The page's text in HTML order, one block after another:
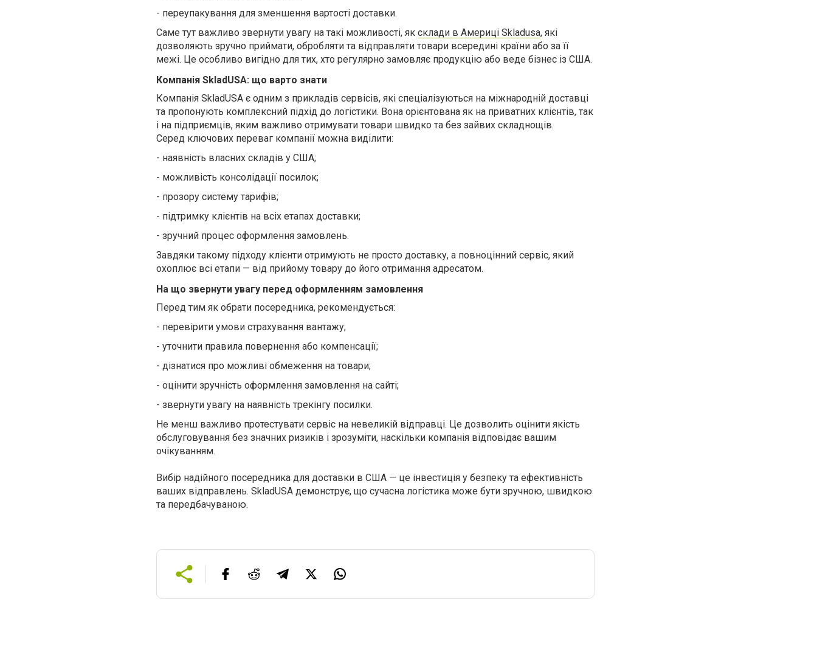
- переупакування для зменшення вартості доставки.
Саме тут важливо звернути увагу на такі можливості, як склади в Америці Skladusa, які
дозволяють зручно приймати, обробляти та відправляти товари всередині країни або за її
межі. Це особливо вигідно для тих, хто регулярно замовляє продукцію або веде бізнес із США.
Компанія SkladUSA: що варто знати
Компанія SkladUSA є одним з прикладів сервісів, які спеціалізуються на міжнародній доставці
та пропонують комплексний підхід до логістики. Вона орієнтована як на приватних клієнтів, так
і на підприємців, яким важливо отримувати товари швидко та без зайвих складнощів.
Серед ключових переваг компанії можна виділити:
- наявність власних складів у США;
- можливість консолідації посилок;
- прозору систему тарифів;
- підтримку клієнтів на всіх етапах доставки;
- зручний процес оформлення замовлень.
Завдяки такому підходу клієнти отримують не просто доставку, а повноцінний сервіс, який
охоплює всі етапи — від прийому товару до його отримання адресатом.
На що звернути увагу перед оформленням замовлення
Перед тим як обрати посередника, рекомендується:
- перевірити умови страхування вантажу;
- уточнити правила повернення або компенсації;
- дізнатися про можливі обмеження на товари;
- оцінити зручність оформлення замовлення на сайті;
- звернути увагу на наявність трекінгу посилки.
Не менш важливо протестувати сервіс на невеликій відправці. Це дозволить оцінити якість
обслуговування без значних ризиків і зрозуміти, наскільки компанія відповідає вашим
очікуванням.
Вибір надійного посередника для доставки в США — це інвестиція у безпеку та ефективність
ваших відправлень. SkladUSA демонструє, що сучасна логістика може бути зручною, швидкою
та передбачуваною.